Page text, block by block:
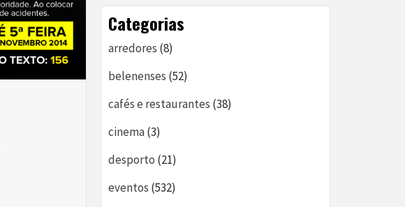
Categorias
arredores (8)
belenenses (52)
cafés e restaurantes (38)
cinema(3)
desporto (21)
eventos (532)